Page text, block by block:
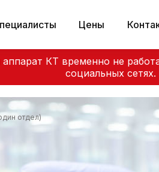
КТ временно не
социальных сетях.
Цены
отдел)